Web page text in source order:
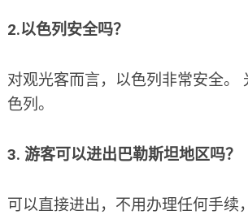
2.以色列安全吗？
对观光客而言，以色列非常安全
色列。
3. 游客可以进出巴勒斯坦地区吗？
可以直接进出，不用办理任何手续